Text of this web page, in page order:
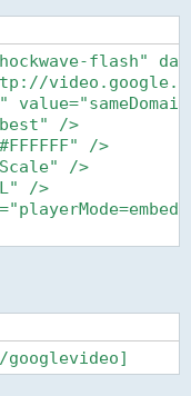
flash"
/>
/>
/>
/>